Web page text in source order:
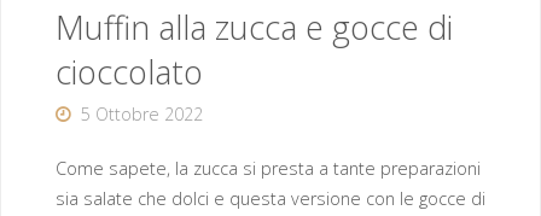
Muffin alla zucca e gocce di
cioccolato
5 Ottobre 2022
Come sapete, la zucca si presta a tante preparazioni
sia salate che dolci e questa versione con le gocce di